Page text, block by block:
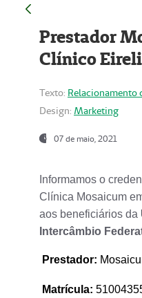
Prestador
Clínico
Texto: Relacionamento
Design: Marketing
07 de maio, 2021
Informamos o
Clínica Mosaicum
aos beneficiários da
Intercâmbio
Prestador:
Matrícula: